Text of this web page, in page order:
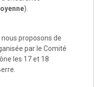
).
proposons de
par le Comité
les 17 et 18